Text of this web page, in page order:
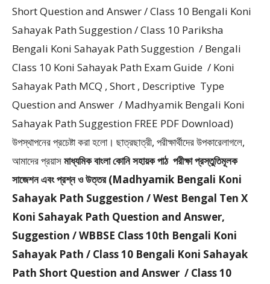
Short Question and Answer / Class 10 Bengali Koni
Sahayak Path Suggestion / Class 10 Pariksha
Bengali Koni Sahayak Path Suggestion / Bengali
Class 10 Koni Sahayak Path Exam Guide / Koni
Sahayak Path MCQ , Short , Descriptive Type
Question and Answer / Madhyamik Bengali Koni
Sahayak Path Suggestion FREE PDF Download)
উপস্থাপনের প্রচেষ্টা করা হলাে। ছাত্রছাত্রী, পরীক্ষার্থীদের উপকারেলাগলে,
আমাদের প্রয়াসমাধ্যমিক বাংলা কোনি সহায়ক পাঠ পরীক্ষা প্রস্তুতিমূলক
সাজেশন এবং প্রশ্ন ও উত্তর (Madhyamik Bengali Koni
Sahayak Path Suggestion / West Bengal Ten X
Koni Sahayak Path Question and Answer,
Suggestion / WBBSE Class 10th Bengali Koni
Sahayak Path / Class 10 Bengali Koni Sahayak
Path Short Question and Answer / Class 10